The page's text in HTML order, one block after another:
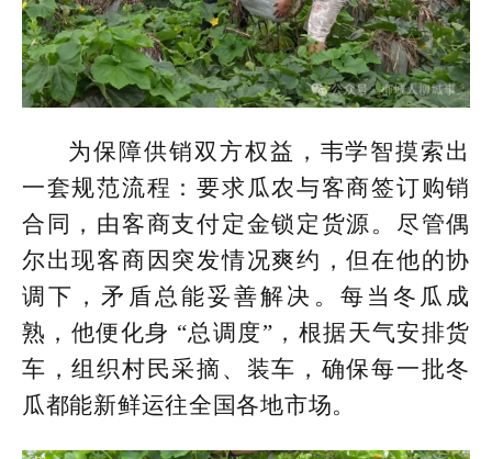
为保障供销双方权益，韦学智摸索出
一套规范流程：要求瓜农与客商签订购销
合同，由客商支付定金锁定货源。尽管偶
尔出现客商因突发情况爽约，但在他的协
调下，矛盾总能妥善解决。每当冬瓜成
熟，他便化身 “总调度”，根据天气安排货
车，组织村民采摘、装车，确保每一批冬
瓜都能新鲜运往全国各地市场。